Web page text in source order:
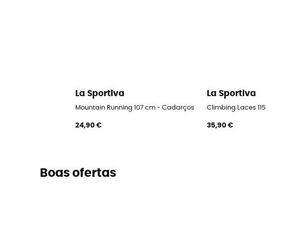
La Sportiva
Mountain Running 107 cm - Cadarços
24,90 €
La Sportiva
Climbing Laces 115
35,90 €
Boas ofertas